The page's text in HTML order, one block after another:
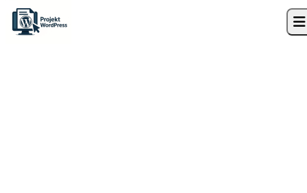
Skip to content